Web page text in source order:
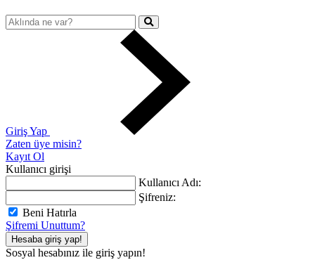
Giriş Yap
Zaten üye misin?
Kayıt Ol
Kullanıcı girişi
Kullanıcı Adı:
Şifreniz:
Beni Hatırla
Şifremi Unuttum?
Hesaba giriş yap!
Sosyal hesabınız ile giriş yapın!